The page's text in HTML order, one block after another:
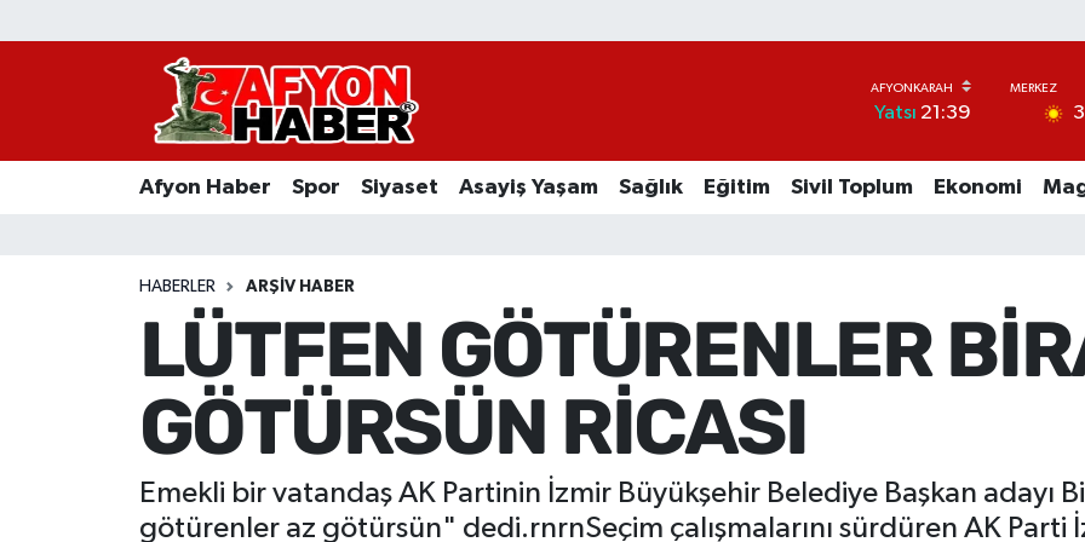
Yatsı 21:39
Afyon Haber Spor Siyaset Asayiş Yaşam Sağlık Eğitim Sivil Toplum Ekonomi
HABERLER ARŞIV HABER
LÜTFEN GÖTÜRENLER
GÖTÜRSÜN RİCASI
Emekli bir vatandaş AK Partinin İzmir Büyükşehir Belediye Başkan adayı
götürenler az götürsün" dedi.rnrnSeçim çalışmalarını sürdüren AK Parti
Afyon Haber
Asayiş Yaşam
Sivil Toplum
Ekonomi